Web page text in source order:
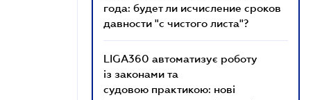
года: будет ли исчисление сроков
давности "с чистого листа"?
LIGA360 автоматизує роботу
із законами та
судовою практикою: нові